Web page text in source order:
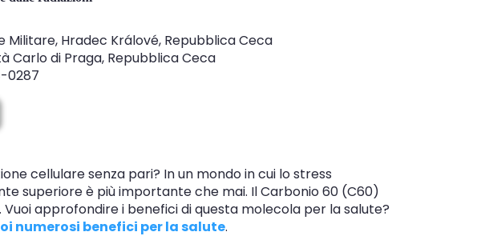
Militare, Hradec Králové, Repubblica Ceca
Carlo di Praga, Repubblica Ceca
0287
cellulare senza pari? In un mondo in cui lo stress
superiore è più importante che mai. Il Carbonio 60 (C60)
approfondire i benefici di questa molecola per la salute?
numerosi benefici per la salute.